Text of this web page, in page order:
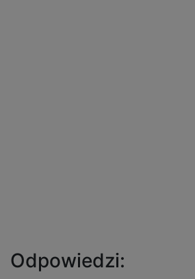
Odpowiedzi: